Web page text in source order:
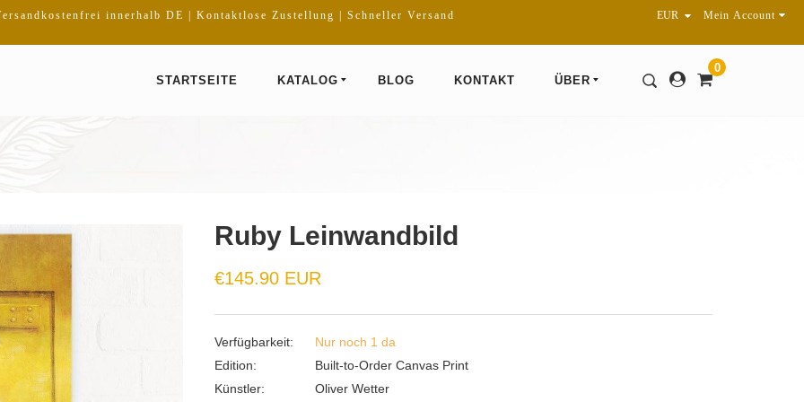
innerhalb DE | Kontaktlose Zustellung | Schneller Versand Mein Account
0
STARTSEITE
KATALOG BLOG KONTAKT ÜBER
Ruby Leinwandbild
€145.90 EUR
Verfügbarkeit:
Nur noch 1 da
Edition:
Built-to-Order Canvas Print
Künstler:
Oliver Wetter